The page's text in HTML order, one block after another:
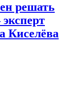
решать
Киселёва